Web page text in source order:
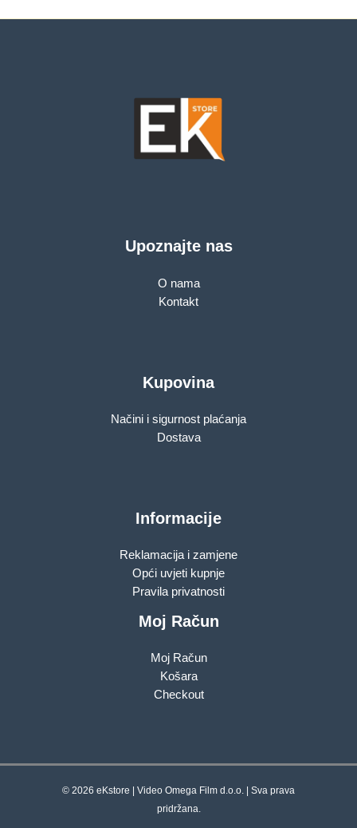
Upoznajte nas
O nama
Kontakt
Kupovina
Načini i sigurnost plaćanja
Dostava
Informacije
Reklamacija i zamjene
Opći uvjeti kupnje
Pravila privatnosti
Moj Račun
Moj Račun
Košara
Checkout
© 2026 eKstore | Video Omega Film d.o.o. | Sva prava
pridržana.